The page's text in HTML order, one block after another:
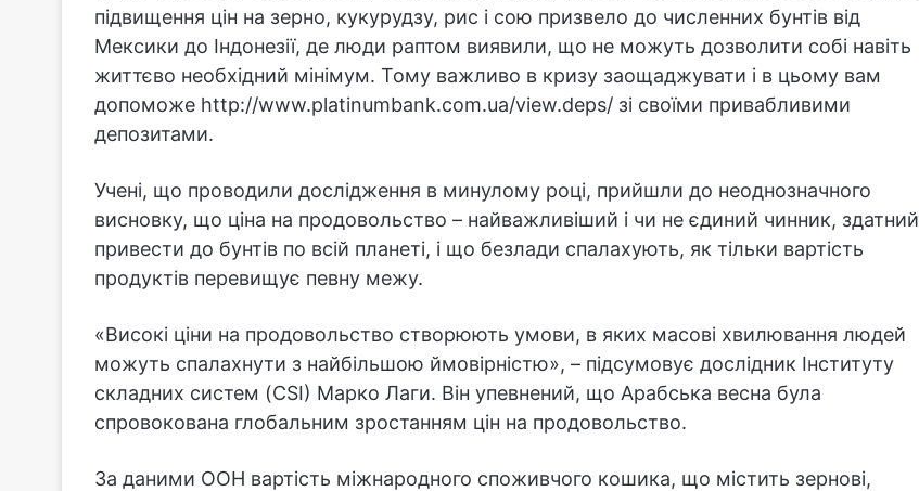
підвищення цін на зерно, кукурудзу, рис і сою призвело до численних бунтів від
Мексики до Індонезії, де люди раптом виявили, що не можуть дозволити собі навіть
життєво необхідний мінімум. Тому важливо в кризу заощаджувати і в цьому вам
допоможе http://www.platinumbank.com.ua/view.deps/ зі своїми привабливими
депозитами.
Учені, що проводили дослідження в минулому році, прийшли до неоднозначного
висновку, що ціна на продовольство – найважливіший і чи не єдиний чинник, здатний
привести до бунтів по всій планеті, і що безлади спалахують, як тільки вартість
продуктів перевищує певну межу.
«Високі ціни на продовольство створюють умови, в яких масові хвилювання людей
можуть спалахнути з найбільшою ймовірністю», – підсумовує дослідник Інституту
складних систем (CSI) Марко Лаги. Він упевнений, що Арабська весна була
спровокована глобальним зростанням цін на продовольство.
За даними ООН вартість міжнародного споживчого кошика, що містить зернові,